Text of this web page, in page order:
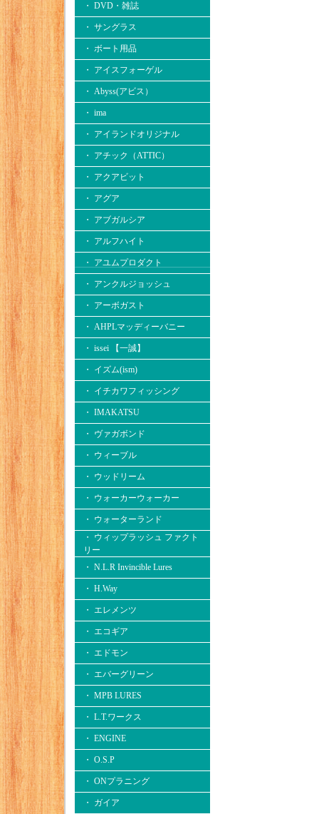
・ DVD・雑誌
・ サングラス
・ ボート用品
・ アイスフォーゲル
・ Abyss(アビス）
・ ima
・ アイランドオリジナル
・ アチック（ATTIC）
・ アクアビット
・ アグア
・ アブガルシア
・ アルフハイト
・ アユムプロダクト
・ アンクルジョッシュ
・ アーボガスト
・ AHPLマッディーバニー
・ issei 【一誠】
・ イズム(ism)
・ イチカワフィッシング
・ IMAKATSU
・ ヴァガボンド
・ ウィーブル
・ ウッドリーム
・ ウォーカーウォーカー
・ ウォーターランド
・ ウィップラッシュ ファクト
リー
・ N.L.R Invincible Lures
・ H.Way
・ エレメンツ
・ エコギア
・ エドモン
・ エバーグリーン
・ MPB LURES
・ L.T.ワークス
・ ENGINE
・ O.S.P
・ ONプラニング
・ ガイア